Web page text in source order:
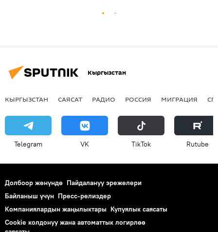
Кыргызстан
КЫРГЫЗСТАН САЯСАТ РАДИО РОССИЯ МИГРАЦИЯ
Telegram VK ТikТоk Rutube
Долбоор жөнүндө Пайдалануу эрежелери
Байланыш үчүн Пресс-релиздер
Компаниялардын жаңылыктары Купуялык саясаты
Cookie колдонуу жана автоматтык логирлөө